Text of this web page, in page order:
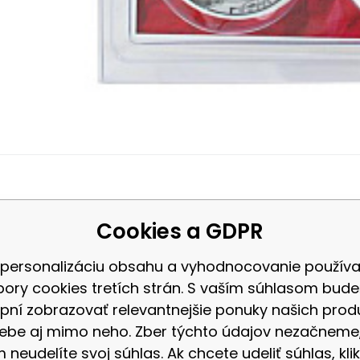
KOLIESKA NILS EXTREME PU
Záruka2 roky
Skladom
kolečka pro fitness kolečkové brusle. Určeny pro
Tvrdost 82A poskytuje vynikají
Cookies a GDPR
obsahu a vyhodnocovanie
cookies tretích strán. S vaším súhlasom
zobrazovať relevantnejšie ponuky našich
aj mimo neho. Zber týchto údajov
neudelíte svoj súhlas. Ak chcete udeliť súhlas,